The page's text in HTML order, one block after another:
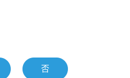
否